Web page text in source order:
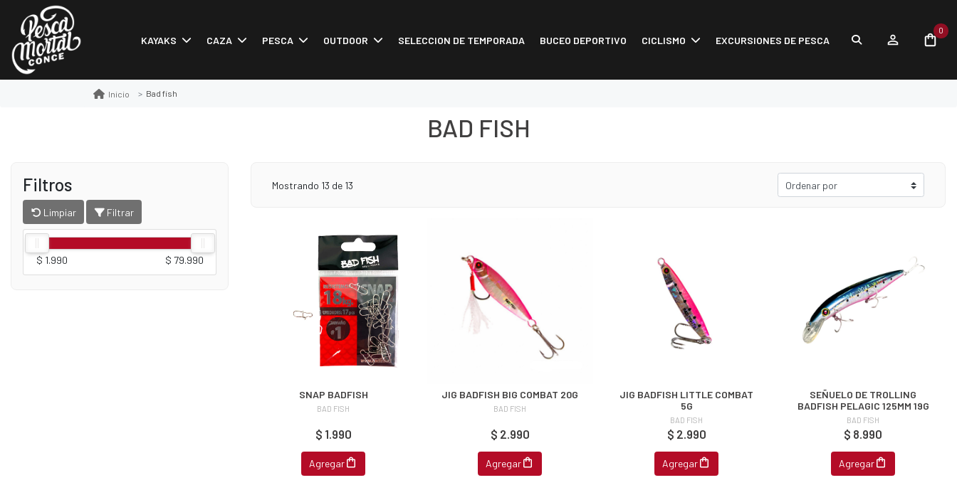
KAYAKS CAZA PESCA OUTDOOR SELECCION DE TEMPORADA BUCEO DEPORTIVO CICLISMO EXCURSIONES DE PESCA
0
Inicio Bad fish
BAD FISH
Filtros
Limpiar Filtrar
$ 1.990 $ 79.990
Mostrando 13 de 13
SNAP BADFISH
BAD FISH
$ 1.990
Agregar
JIG BADFISH BIG COMBAT 20G
BAD FISH
$ 2.990
Agregar
JIG BADFISH LITTLE COMBAT
5G
BAD FISH
$ 2.990
Agregar
SEÑUELO DE TROLLING
BADFISH PELAGIC 125MM 19G
BAD FISH
$ 8.990
Agregar